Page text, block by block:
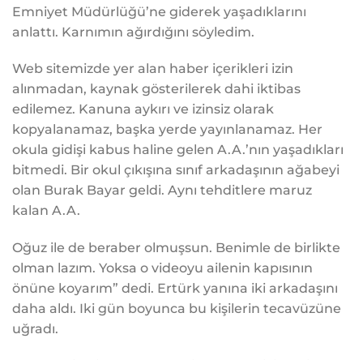
Emniyet Müdürlüğü’ne giderek yaşadıklarını
anlattı. Karnımın ağırdığını söyledim.
Web sitemizde yer alan haber içerikleri izin
alınmadan, kaynak gösterilerek dahi iktibas
edilemez. Kanuna aykırı ve izinsiz olarak
kopyalanamaz, başka yerde yayınlanamaz. Her
okula gidişi kabus haline gelen A.A.’nın yaşadıkları
bitmedi. Bir okul çıkışına sınıf arkadaşının ağabeyi
olan Burak Bayar geldi. Aynı tehditlere maruz
kalan A.A.
Oğuz ile de beraber olmuşsun. Benimle de birlikte
olman lazım. Yoksa o videoyu ailenin kapısının
önüne koyarım” dedi. Ertürk yanına iki arkadaşını
daha aldı. Iki gün boyunca bu kişilerin tecavüzüne
uğradı.